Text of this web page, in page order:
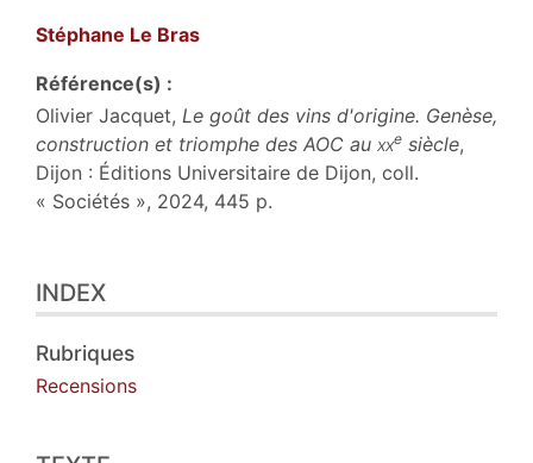
Stéphane Le Bras
Référence(s) :
Olivier Jacquet, Le goût des vins d'origine. Genèse,
construction et triomphe des AOC au xxe siècle,
Dijon : Éditions Universitaire de Dijon, coll.
« Sociétés », 2024, 445 p.
Texte
Citer cet article
Auteur
INDEX
Rubriques
Recensions